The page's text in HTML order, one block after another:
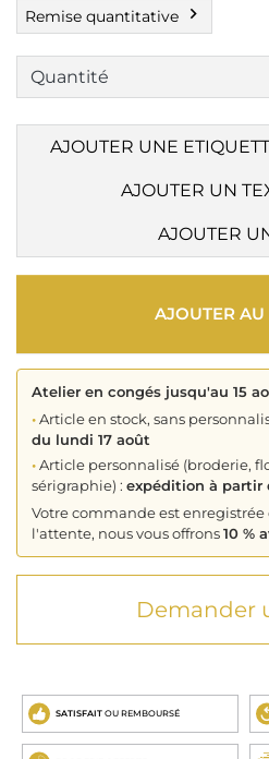
Remise quantitative chevron_right
AJOUTER UNE
AJOUTER UN
AJOUTER
AJOUTER AU
Atelier en congés jusqu'au 15
•Article en stock, sans
du lundi 17 août
•Article personnalisé (broderie,
sérigraphie) : expédition à partir
Votre commande est
l'attente, nous vous offrons10 %
Demander
SATISFAIT OU REMBOURSÉ